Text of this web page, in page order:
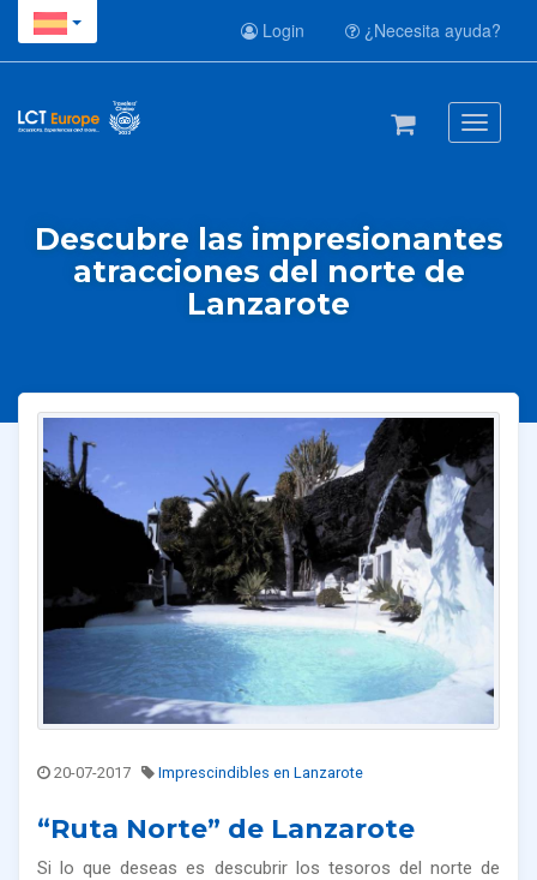
Login ¿Necesita ayuda?
Toggle
Descubre las impresionantes
atracciones del norte de
Lanzarote
20-07-2017 Imprescindibles en Lanzarote
“Ruta Norte” de Lanzarote
Si lo que deseas es descubrir los tesoros del norte de